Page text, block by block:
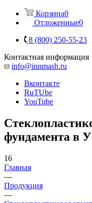
Корзина0
Отложенные0
8 (800) 250-55-23
Контактная информация
info@innmash.ru
Вконтакте
RuTUbe
YouTube
фундамента в
16
Главная
—
Продукция
—